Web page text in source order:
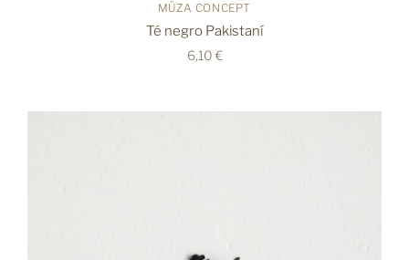
MÜZA CONCEPT
Té negro Pakistaní
6,10 €